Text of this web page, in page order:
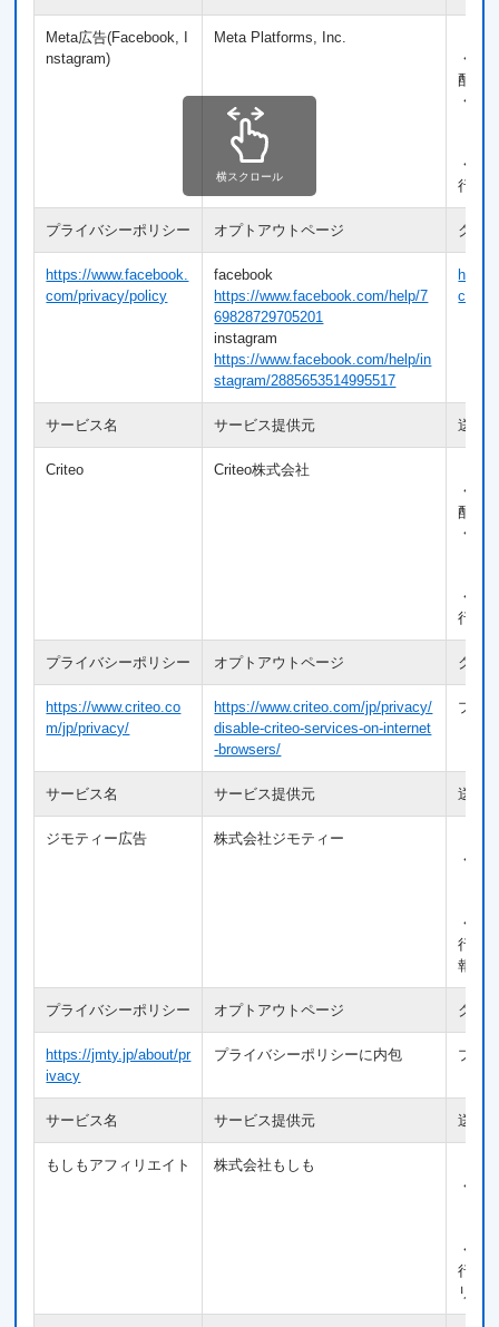
Meta広告(Facebook, I
nstagram)
Meta Platforms, Inc.
・利
配信
・広
・
行動
プライバシーポリシー オプトアウトページ クッ
https://www.facebook.
com/privacy/policy
facebook
https://www.facebook.com/help/7
69828729705201
instagram
https://www.facebook.com/help/in
stagram/2885653514995517
サービス名 サービス提供元 送信
Criteo Criteo株式会社
・利
配信
・広
・
行動
プライバシーポリシー オプトアウトページ クッ
https://www.criteo.co
m/jp/privacy/
https://www.criteo.com/jp/privacy/
disable-criteo-services-on-internet
-browsers/
プラ
サービス名 サービス提供元 送信
ジモティー広告 株式会社ジモティー
・広
・
行動
報
プライバシーポリシー オプトアウトページ クッ
https://jmty.jp/about/pr
ivacy
プライバシーポリシーに内包 プラ
サービス名 サービス提供元 送信
もしもアフィリエイト 株式会社もしも
・ア
・
行動
リッ
横スクロール